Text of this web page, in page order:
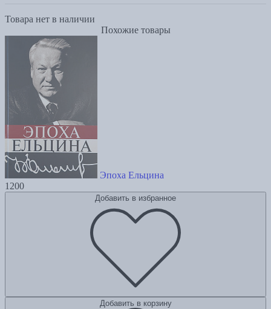
Товара нет в наличии
Похожие товары
Эпоха Ельцина
1200
Добавить в избранное
Добавить в корзину